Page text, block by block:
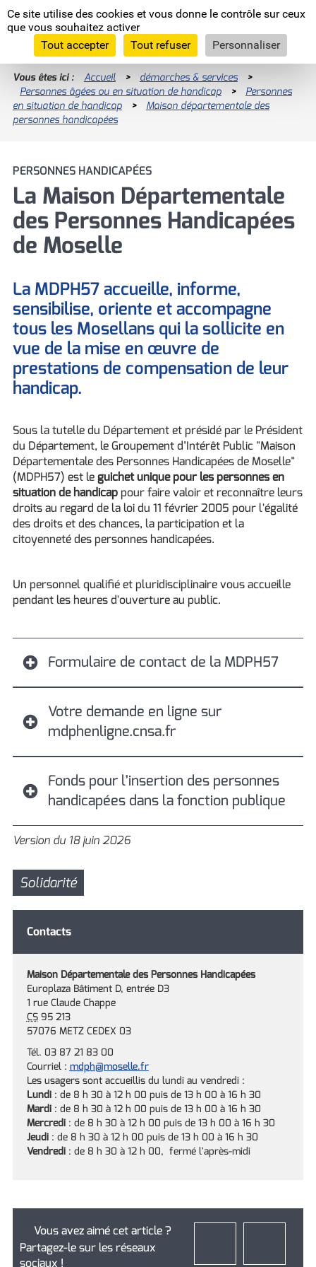
Panneau de gestion des cookies
Ce site utilise des cookies et vous donne le contrôle sur ceux
que vous souhaitez activer
Tout accepter
Tout refuser Personnaliser
Moselle
L'Eurodépartement
RECHERCHES LES PLUS FRÉQUENTES
Allocation Personnalisée d'Autonomie
(APA)
Devenez famille d'accueil !
Devenir assistant maternel (H/F)
(PCH)
Signaler un enfant en danger
Enquêtes publiques
Programme INTERREG VI
La Moselle, européenne par nature
Les assises de l'agriculture
Comité départementaux
Vous êtes ici : Accueil > démarches & services
>
Personnes âgées ou en situation de handicap
>
Personnes
en situation de handicap
>
Maison départementale des
personnes handicapées
PERSONNES HANDICAPÉES
La Maison Départementale
des Personnes Handicapées
de Moselle
La MDPH57 accueille, informe,
sensibilise, oriente et accompagne
tous les Mosellans qui la sollicite en
vue de la mise en œuvre de
prestations de compensation de leur
handicap.
Sous la tutelle du Département et présidé par le Président
du Département, le Groupement d’Intérêt Public "Maison
Départementale des Personnes Handicapées de Moselle"
(MDPH57) est leguichet unique pour les personnes en
situation de handicappour faire valoir et reconnaître leurs
droits au regard de la loi du 11 février 2005 pour l'égalité
des droits et des chances, la participation et la
citoyenneté des personnes handicapées.
Un personnel qualifié et pluridisciplinaire vous accueille
pendant les heures d'ouverture au public.
Formulaire de contact de la MDPH57
Votre demande en ligne sur
mdphenligne.cnsa.fr
Fonds pour l’insertion des personnes
handicapées dans la fonction publique
Version du 18 juin 2026
Solidarité
Contacts
Maison Départementale des Personnes Handicapées
Europlaza Bâtiment D, entrée D3
1 rue Claude Chappe
CS95 213
57076 METZ CEDEX 03
Tél. 03 87 21 83 00
Courriel : mdph@moselle.fr
Les usagers sont accueillis du lundi au vendredi :
Lundi: de 8 h 30 à 12 h 00 puis de 13 h 00 à 16 h 30
Mardi: de 8 h 30 à 12 h 00 puis de 13 h 00 à 16 h 30
Mercredi: de 8 h 30 à 12 h 00 puis de 13 h 00 à 16 h 30
Jeudi: de 8 h 30 à 12 h 00 puis de 13 h 00 à 16 h 30
Vendredi: de 8 h 30 à 12 h 00, fermé l'après-midi
Vous avez aimé cet article ?
Partagez-le sur les réseaux
sociaux !